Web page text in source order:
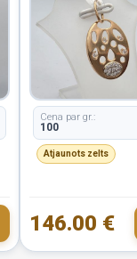
Cena par gr.:
100
Atjaunots zelts
146.00 €